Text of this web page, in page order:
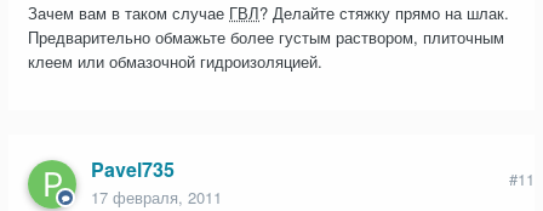
Зачем вам в таком случае ГВЛ? Делайте стяжку прямо на шлак.
Предварительно обмажьте более густым раствором, плиточным
клеем или обмазочной гидроизоляцией.
Pavel735
17 февраля, 2011
#11